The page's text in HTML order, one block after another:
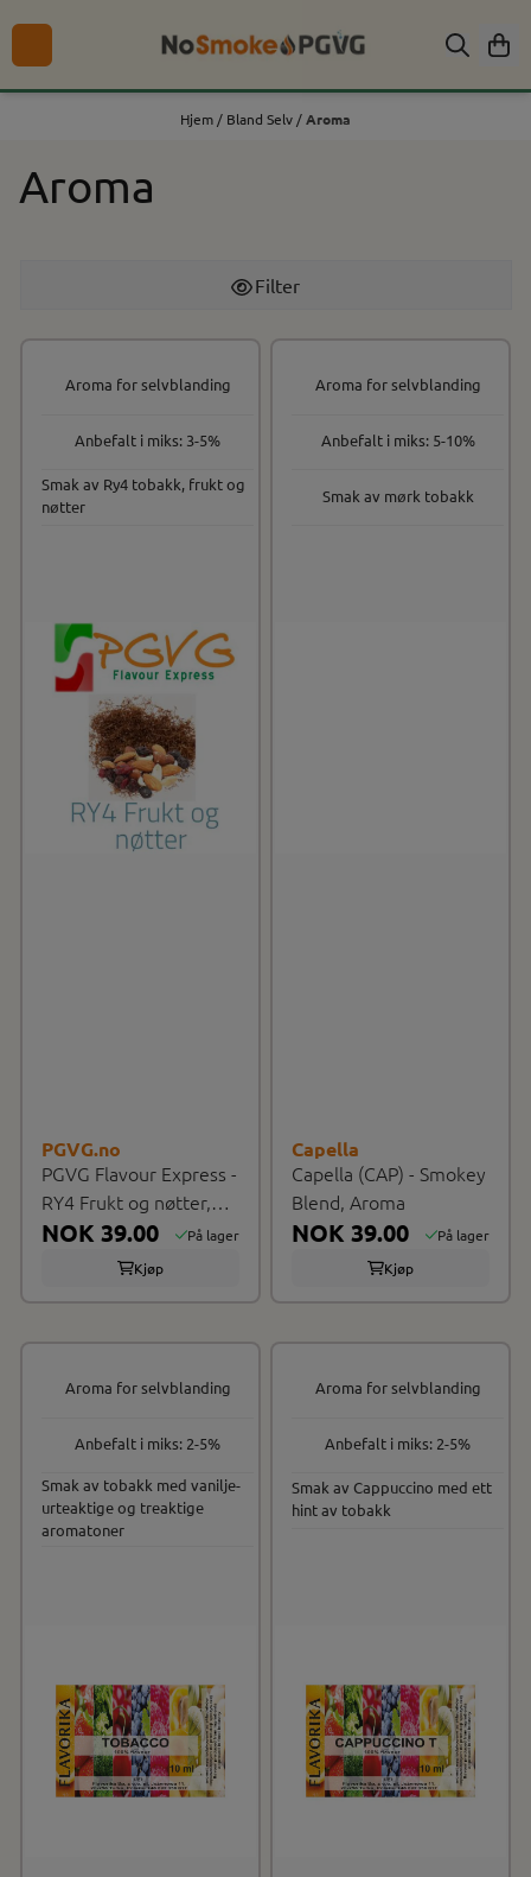
Hopp til innhold
Hjem / Bland Selv /Aroma
Aroma
Filter
PGVG.no
PGVG Flavour Express -
RY4 Frukt og nøtter,
Aroma
NOK 39.00
På lager
Kjøp
Aroma for selvblanding
Anbefalt i miks: 3-5%
Smak av Ry4 tobakk, frukt og
nøtter
Capella
Capella (CAP) - Smokey
Blend, Aroma
NOK 39.00
På lager
Kjøp
Aroma for selvblanding
Anbefalt i miks: 5-10%
Smak av mørk tobakk
Aroma for selvblanding
Anbefalt i miks: 2-5%
Smak av tobakk med vanilje-
urteaktige og treaktige
aromatoner
Aroma for selvblanding
Anbefalt i miks: 2-5%
Smak av Cappuccino med ett
hint av tobakk